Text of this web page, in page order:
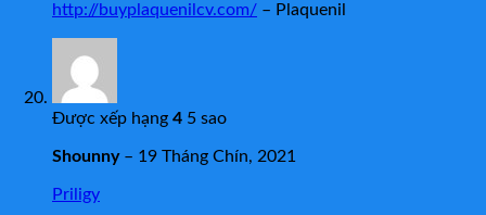
http://buyplaquenilcv.com/ – Plaquenil
Được xếp hạng 4 5 sao
Shounny – 19 Tháng Chín, 2021
Priligy